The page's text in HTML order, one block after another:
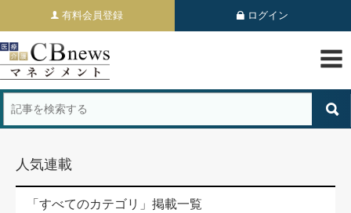
有料会員登録 ログイン
人気連載
「すべてのカテゴリ」掲載一覧